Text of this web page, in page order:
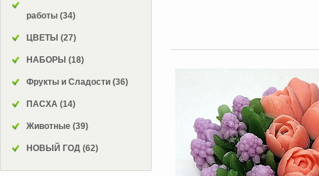
работы (34)
ЦВЕТЫ (27)
НАБОРЫ (18)
Фрукты и Сладости (36)
ПАСХА (14)
Животные (39)
НОВЫЙ ГОД (62)